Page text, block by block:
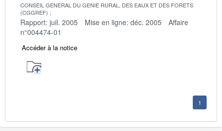
CONSEIL GENERAL DU GENIE RURAL, DES EAUX ET DES FORETS
(CGGREF)
Rapport: juil. 2005 Mise en ligne: déc. 2005
Affaire
n°004474-01
Accéder à la notice
1